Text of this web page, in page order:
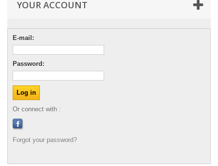
YOUR ACCOUNT
E-mail:
Password:
Or connect with :
Forgot your password?